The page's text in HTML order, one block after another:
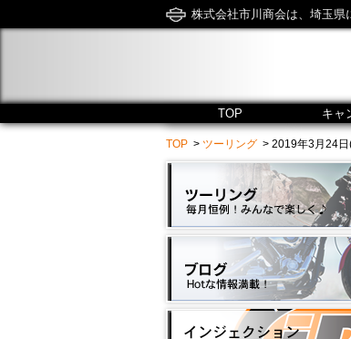
株式会社市川商会は、埼玉県
TOP キャ
TOP > ツーリング > 2019年3月24